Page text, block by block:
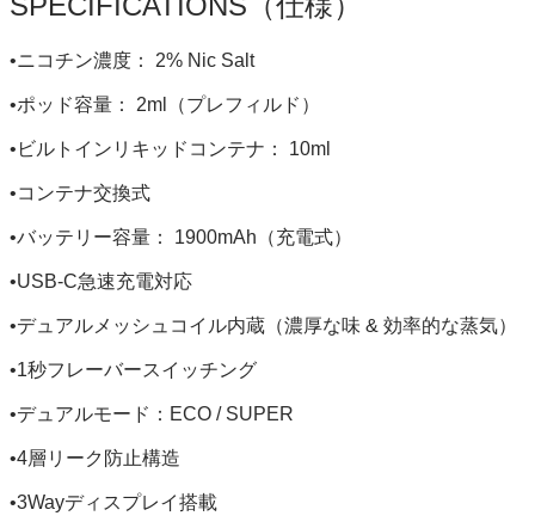
•ニコチン濃度： 2% Nic Salt
•ポッド容量： 2ml（プレフィルド）
•ビルトインリキッドコンテナ： 10ml
•コンテナ交換式
•バッテリー容量： 1900mAh（充電式）
•USB-C急速充電対応
•デュアルメッシュコイル内蔵（濃厚な味 & 効率的な蒸気）
•1秒フレーバースイッチング
•デュアルモード：ECO / SUPER
•4層リーク防止構造
•3Wayディスプレイ搭載